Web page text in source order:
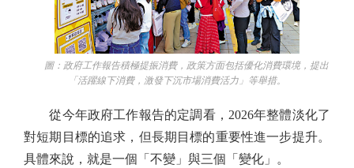
圖：政府工作報告積極提振消費，政策方面包括優化消費環境，提出
「活躍線下消費，激發下沉市場消費活力」等舉措。
從今年政府工作報告的定調看，2026年整體淡化了
對短期目標的追求，但長期目標的重要性進一步提升。
具體來說，就是一個「不變」與三個「變化」。